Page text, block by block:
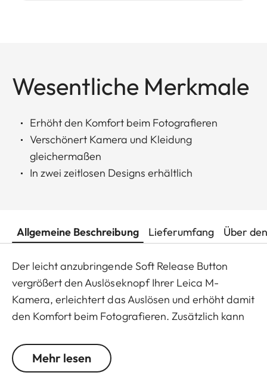
Wesentliche Merkmale
Erhöht den Komfort beim Fotografieren
Verschönert Kamera und Kleidung
gleichermaßen
In zwei zeitlosen Designs erhältlich
Allgemeine Beschreibung Lieferumfang Über
Der leicht anzubringende Soft Release Button
vergrößert den Auslöseknopf Ihrer Leica M-
Kamera, erleichtert das Auslösen und erhöht damit
den Komfort beim Fotografieren. Zusätzlich kann
als Manschettenknopf getragen werden – er
verschönert Kamera und Kleidung gleichermaßen.
Mehr lesen